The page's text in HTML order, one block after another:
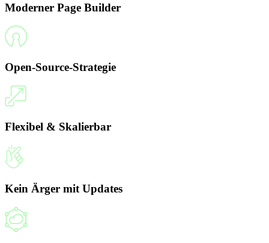
Moderner Page Builder
Open-Source-Strategie
Flexibel & Skalierbar
Kein Ärger mit Updates